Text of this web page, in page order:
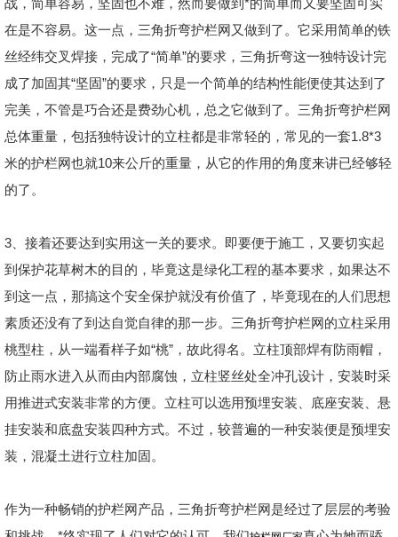
在是不容易。这一点，三角折弯护栏网又做到了。它采用简单的铁
丝经纬交叉焊接，完成了“简单”的要求，三角折弯这一独特设计完
成了加固其“坚固”的要求，只是一个简单的结构性能便使其达到了
完美，不管是巧合还是费劲心机，总之它做到了。三角折弯护栏网
总体重量，包括独特设计的立柱都是非常轻的，常见的一套1.8*3
米的护栏网也就10来公斤的重量，从它的作用的角度来讲已经够轻
的了。
3、接着还要达到实用这一关的要求。即要便于施工，又要切实起
到保护花草树木的目的，毕竟这是绿化工程的基本要求，如果达不
到这一点，那搞这个安全保护就没有价值了，毕竟现在的人们思想
素质还没有了到达自觉自律的那一步。三角折弯护栏网的立柱采用
桃型柱，从一端看样子如“桃”，故此得名。立柱顶部焊有防雨帽，
防止雨水进入从而由内部腐蚀，立柱竖丝处全冲孔设计，安装时采
用推进式安装非常的方便。立柱可以选用预埋安装、底座安装、悬
挂安装和底盘安装四种方式。不过，较普遍的一种安装便是预埋安
装，混凝土进行立柱加固。
作为一种畅销的护栏网产品，三角折弯护栏网是经过了层层的考验